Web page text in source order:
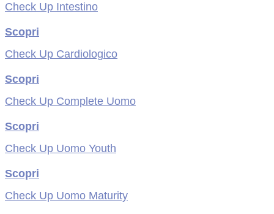
Check Up Intestino
Scopri
Check Up Cardiologico
Scopri
Check Up Complete Uomo
Scopri
Check Up Uomo Youth
Scopri
Check Up Uomo Maturity